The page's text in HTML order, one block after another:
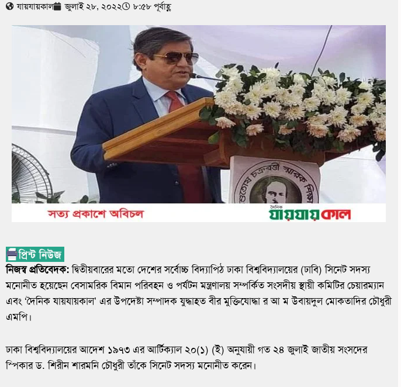
যায়যায়কাল জুলাই ২৮, ২০২২ ৮:৫৮ পূর্বাহ্ণ
নিজস্ব প্রতিবেদক:দ্বিতীয়বারের মতো দেশের সর্বোচ্চ বিদ্যাপিঠ ঢাকা বিশ্ববিদ্যালয়ের (ঢাবি) সিনেট সদস্য
মনোনীত হয়েছেন বেসামরিক বিমান পরিবহন ও পর্যটন মন্ত্রণালয় সম্পর্কিত সংসদীয় স্থায়ী কমিটির চেয়ারম্যান
এবং ‘দৈনিক যায়যায়কাল’ এর উপদেষ্টা সম্পাদক যুদ্ধাহত বীর মুক্তিযোদ্ধা র আ ম উবায়দুল মোকতাদির চৌধুরী
এমপি।
ঢাকা বিশ্ববিদ্যালয়ের আদেশ ১৯৭৩ এর আর্টিক্যাল ২০(১) (ই) অনুযায়ী গত ২৪ জুলাই জাতীয় সংসদের
স্পিকার ড. শিরীন শারমনি চৌধুরী তাঁকে সিনেট সদস্য মনোনীত করেন।